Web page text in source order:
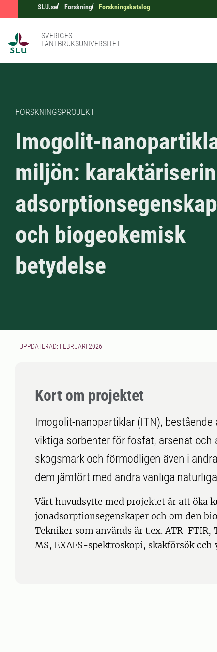
SLU.se Forskning Forskningskatalog
SVERIGES
LANTBRUKSUNIVERSITET
FORSKNINGSPROJEKT
Imogolit-
miljön:
och biogeokemisk
betydelse
UPPDATERAD: FEBRUARI 2026
Kort om projektet
Imogolit-nanopartiklar (ITN),
viktiga sorbenter för fosfat, arsenat och
skogsmark och förmodligen även i
dem jämfört med andra vanliga
Vårt huvudsyfte med projektet är att öka
jonadsorptionsegenskaper och om den
Tekniker som används är t.ex. ATR-
MS, EXAFS-spektroskopi, skakförsök